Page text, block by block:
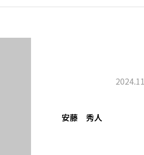
安藤 秀人